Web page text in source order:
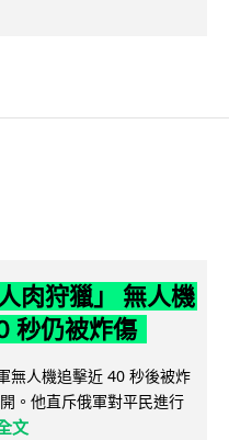
肉狩獵」 無人機
秒仍被炸傷
無人機追擊近 40 秒後被炸
。他直斥俄軍對平民進行
文